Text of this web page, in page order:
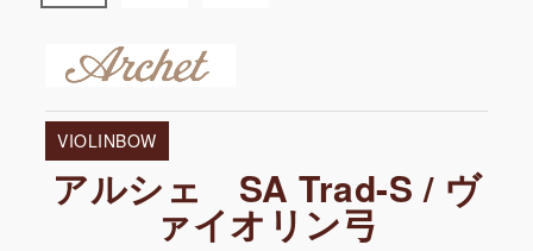
VIOLINBOW
アルシェ SA Trad-S / ヴ
ァイオリン弓